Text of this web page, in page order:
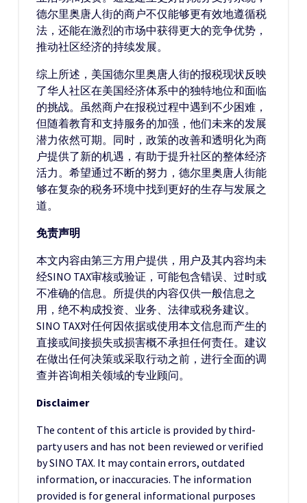
德尔里奥唐人街的商户不仅能够更有效地遵循税
法，还能在激烈的市场中获得更大的竞争优势，
推动社区经济的持续发展。
综上所述，美国德尔里奥唐人街的报税现状反映
了华人社区在美国经济体系中的独特地位和面临
的挑战。虽然商户在报税过程中遇到不少困难，
但随着教育和支持服务的加强，他们未来的发展
潜力依然可期。同时，政策的改善和透明化为商
户提供了新的机遇，有助于提升社区的整体经济
活力。希望通过不断的努力，德尔里奥唐人街能
够在复杂的税务环境中找到更好的生存与发展之
道。
免责声明
本文内容由第三方用户提供，用户及其内容均未
经SINO TAX审核或验证，可能包含错误、过时或
不准确的信息。所提供的内容仅供一般信息之
用，绝不构成投资、业务、法律或税务建议。
SINO TAX对任何因依据或使用本文信息而产生的
直接或间接损失或损害概不承担任何责任。建议
在做出任何决策或采取行动之前，进行全面的调
查并咨询相关领域的专业顾问。
Disclaimer
The content of this article is provided by third-
party users and has not been reviewed or verified
by SINO TAX. It may contain errors, outdated
information, or inaccuracies. The information
provided is for general informational purposes